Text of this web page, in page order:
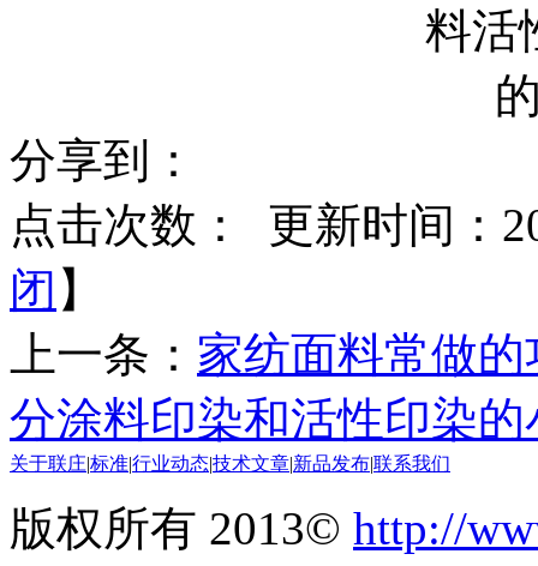
分享到：
点击次数：
更新时间：
闭 】
上一条： 家纺面料常做
分涂料印染和活性印染的
关于联庄标准行业动态技术文章 新品发布联系我们
版权所有 2013© http://